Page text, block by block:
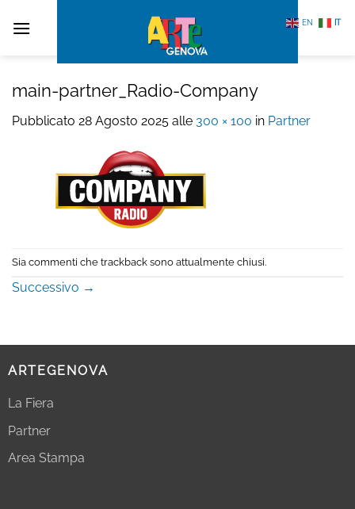
main-partner_Radio-Company
Pubblicato 28 Agosto 2025 alle 300 × 100 in Partner
Sia commenti che trackback sono attualmente chiusi.
Successivo →
ARTEGENOVA
La Fiera
Partner
Area Stampa
EN IT